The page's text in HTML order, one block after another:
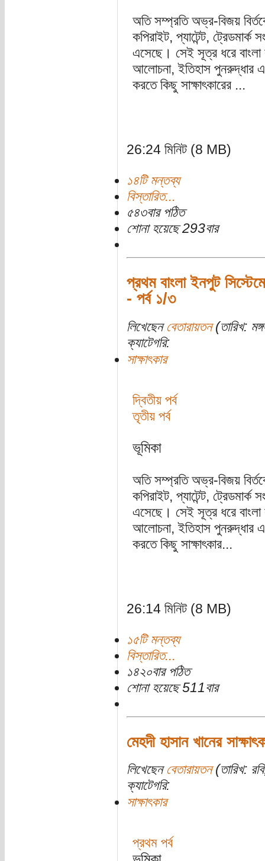
অতি সম্প্রতি অভ্র-বিজয়
কপিরাইট, প্যাটেন্ট, ট্রেডমার্ক
এসেছে। সেই সূত্র ধরে বাংলা
আলোচনা, ইতিহাস পুনরুদ্ধার
করতে কিছু সাক্ষাৎকারের ...
26:24 মিনিট (8 MB)
১৪টি মন্তব্য
বিস্তারিত...
৫৪৩বার পঠিত
শোনা হয়েছে 293বার
প্রথম বাংলা ইনপুট
- পর্ব ১/৩
লিখেছেন বেতারায়তন(তারিখ:
ক্যাটেগরি:
সাক্ষাৎকার
দ্বিতীয় পর্ব
তৃতীয় পর্ব
ভূমিকা
অতি সম্প্রতি অভ্র-বিজয়
কপিরাইট, প্যাটেন্ট, ট্রেডমার্ক
এসেছে। সেই সূত্র ধরে বাংলা
আলোচনা, ইতিহাস পুনরুদ্ধার
করতে কিছু সাক্ষাৎকার...
26:14 মিনিট (8 MB)
১৫টি মন্তব্য
বিস্তারিত...
১৪২০বার পঠিত
শোনা হয়েছে 511বার
মেহদী হাসান খানের
লিখেছেন বেতারায়তন(তারিখ:
ক্যাটেগরি:
সাক্ষাৎকার
প্রথম পর্ব